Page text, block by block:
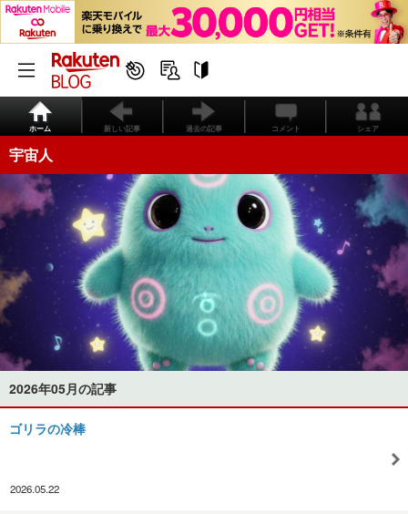
ホーム 新しい記事 過去の記事 コメント シェア
宇宙人
2026年05月の記事
ゴリラの冷棒
2026.05.22